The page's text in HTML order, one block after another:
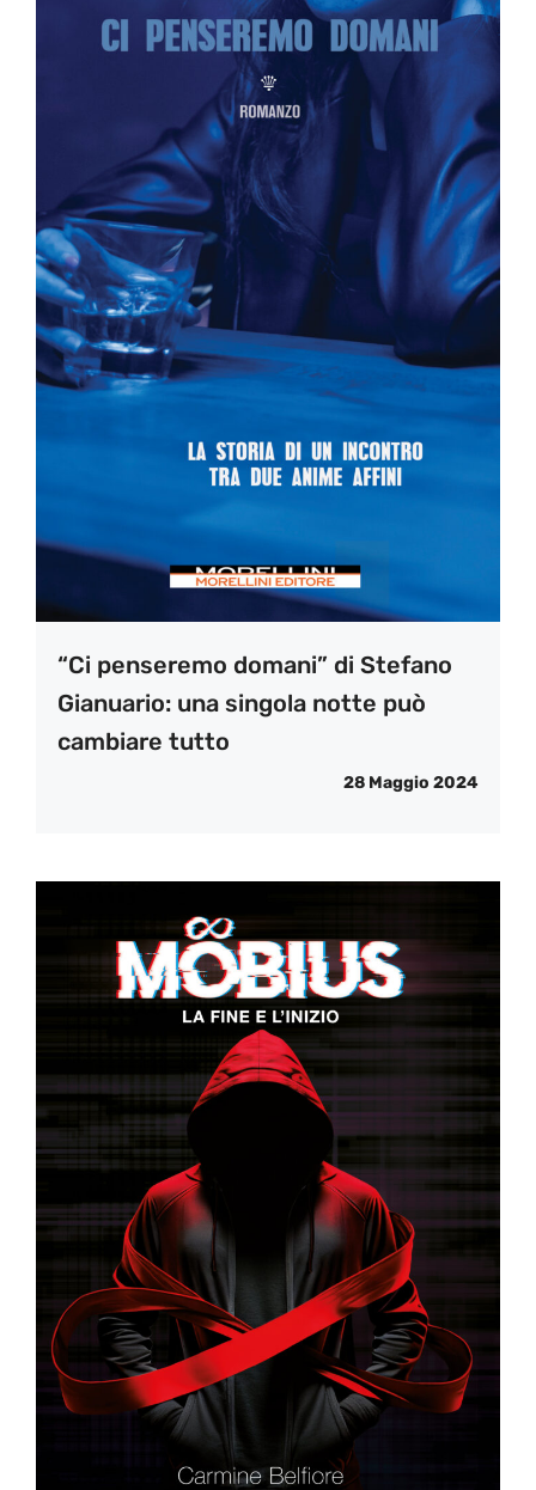
“Ci penseremo domani” di Stefano
Gianuario: una singola notte può
cambiare tutto
28 Maggio 2024